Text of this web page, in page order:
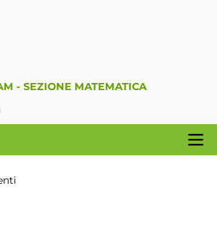
- SEZIONE MATEMATICA